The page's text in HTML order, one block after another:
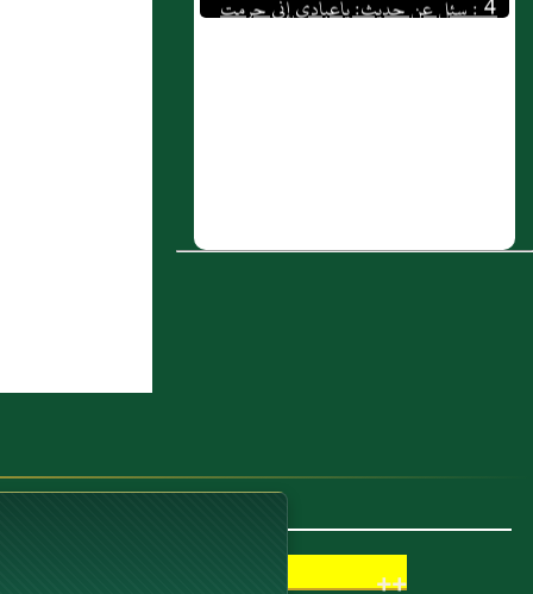
الظلم على نفسي
8 : مُطَرِّف بن عوف، بَصريٌّ